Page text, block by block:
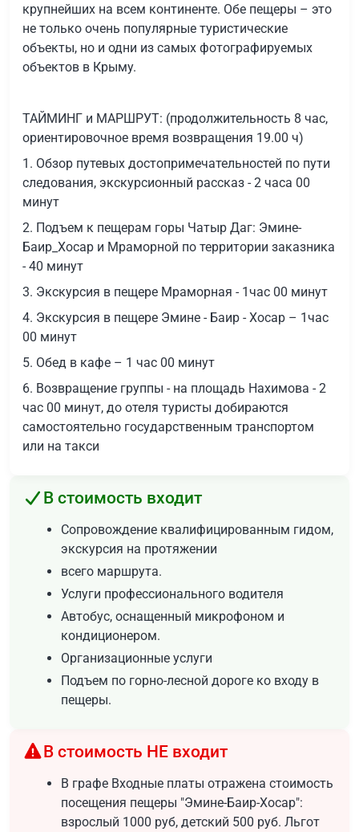
крупнейших на всем континенте. Обе пещеры – это
не только очень популярные туристические
объекты, но и одни из самых фотографируемых
объектов в Крыму.
ТАЙМИНГ и МАРШРУТ: (продолжительность 8 час,
ориентировочное время возвращения 19.00 ч)
1. Обзор путевых достопримечательностей по пути
следования, экскурсионный рассказ - 2 часа 00
минут
2. Подъем к пещерам горы Чатыр Даг: Эмине-
Баир_Хосар и Мраморной по территории заказника
- 40 минут
3. Экскурсия в пещере Мраморная - 1час 00 минут
4. Экскурсия в пещере Эмине - Баир - Хосар – 1час
00 минут
5. Обед в кафе – 1 час 00 минут
6. Возвращение группы - на площадь Нахимова - 2
час 00 минут, до отеля туристы добираются
самостоятельно государственным транспортом
или на такси
В стоимость входит
Сопровождение квалифицированным гидом,
экскурсия на протяжении
всего маршрута.
Услуги профессионального водителя
Автобус, оснащенный микрофоном и
кондиционером.
Организационные услуги
Подъем по горно-лесной дороге ко входу в
пещеры.
В стоимость НЕ входит
В графе Входные платы отражена стоимость
посещения пещеры "Эмине-Баир-Хосар":
взрослый 1000 руб, детский 500 руб. Льгот